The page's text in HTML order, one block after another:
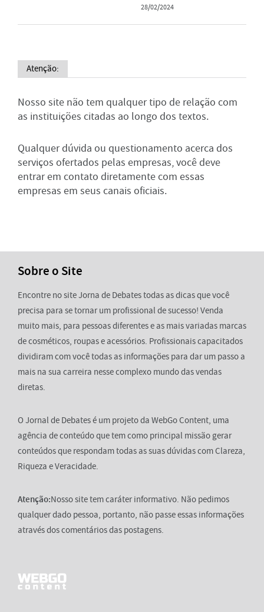
28/02/2024
Atenção:
Nosso site não tem qualquer tipo de relação com
as instituições citadas ao longo dos textos.
Qualquer dúvida ou questionamento acerca dos
serviços ofertados pelas empresas, você deve
entrar em contato diretamente com essas
empresas em seus canais oficiais.
Sobre o Site
Encontre no site Jorna de Debates todas as dicas que você
precisa para se tornar um profissional de sucesso! Venda
muito mais, para pessoas diferentes e as mais variadas marcas
de cosméticos, roupas e acessórios. Profissionais capacitados
dividiram com você todas as informações para dar um passo a
mais na sua carreira nesse complexo mundo das vendas
diretas.
O Jornal de Debates é um projeto da WebGo Content, uma
agência de conteúdo que tem como principal missão gerar
conteúdos que respondam todas as suas dúvidas com Clareza,
Riqueza e Veracidade.
Atenção:Nosso site tem caráter informativo. Não pedimos
qualquer dado pessoa, portanto, não passe essas informações
através dos comentários das postagens.